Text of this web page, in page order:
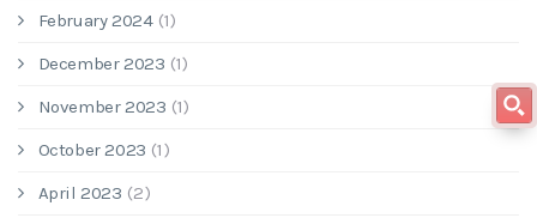
February 2024(1)
December 2023 (1)
November 2023 (1)
October 2023 (1)
April 2023 (2)